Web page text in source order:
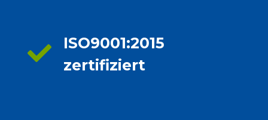
ISO9001:2015
zertifiziert